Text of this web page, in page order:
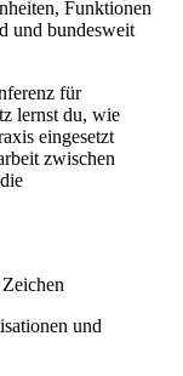
Funktionen
und bundesweit
für
lernst du, wie
eingesetzt
zwischen
und